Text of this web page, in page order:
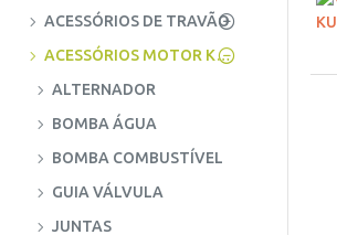
ACESSÓRIOS DE TRAVÃO
ACESSÓRIOS MOTOR KUBOTA
ALTERNADOR
BOMBA ÁGUA
BOMBA COMBUSTÍVEL
GUIA VÁLVULA
JUNTAS